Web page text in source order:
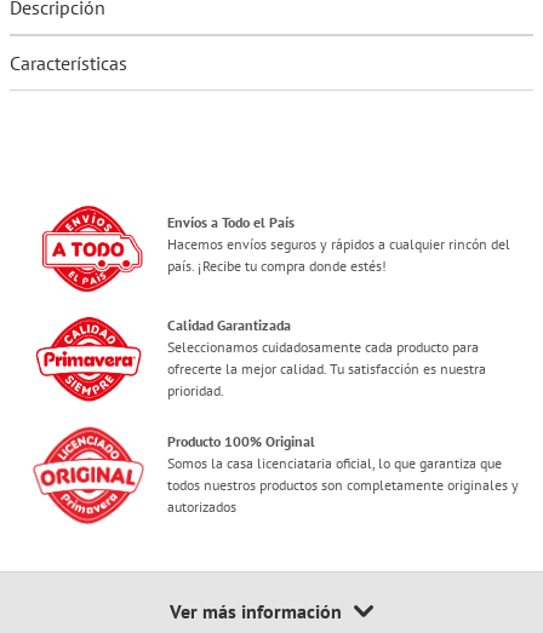
Descripción
Características
Envíos a Todo el País
Hacemos envíos seguros y rápidos a cualquier rincón del
país. ¡Recibe tu compra donde estés!
Calidad Garantizada
Seleccionamos cuidadosamente cada producto para
ofrecerte la mejor calidad. Tu satisfacción es nuestra
prioridad.
Producto 100% Original
Somos la casa licenciataria oficial, lo que garantiza que
todos nuestros productos son completamente originales y
autorizados